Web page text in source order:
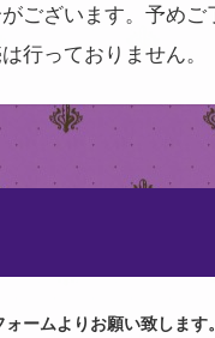
ございます。予めご
行っておりません。
ームよりお願い致します